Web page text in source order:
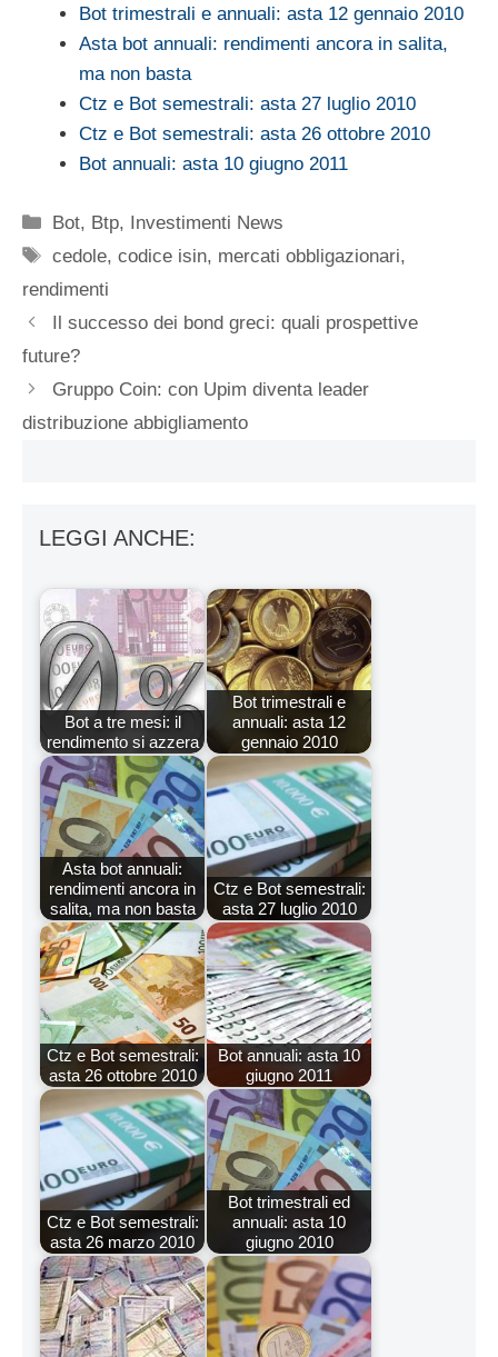
Bot trimestrali e annuali: asta 12 gennaio 2010
Asta bot annuali: rendimenti ancora in salita,
ma non basta
Ctz e Bot semestrali: asta 27 luglio 2010
Ctz e Bot semestrali: asta 26 ottobre 2010
Bot annuali: asta 10 giugno 2011
Categorie
Bot, Btp,
Investimenti News
Tag
cedole,codice isin, mercati obbligazionari,
rendimenti
Il successo dei bond greci: quali prospettive
future?
Gruppo Coin: con Upim diventa leader
distribuzione abbigliamento
LEGGI ANCHE:
Bot a tre mesi: il
rendimento si azzera
Bot trimestrali e
annuali: asta 12
gennaio 2010
Asta bot annuali:
rendimenti ancora in
salita, ma non basta
Ctz e Bot semestrali:
asta 27 luglio 2010
Ctz e Bot semestrali:
asta 26 ottobre 2010
Bot annuali: asta 10
giugno 2011
Ctz e Bot semestrali:
asta 26 marzo 2010
Bot trimestrali ed
annuali: asta 10
giugno 2010